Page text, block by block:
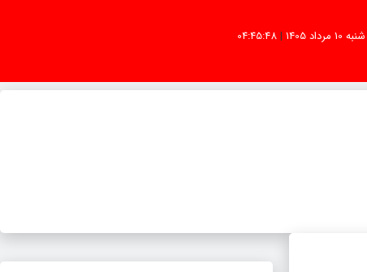
شنبه 10 مرداد 1405 |
04:45:48